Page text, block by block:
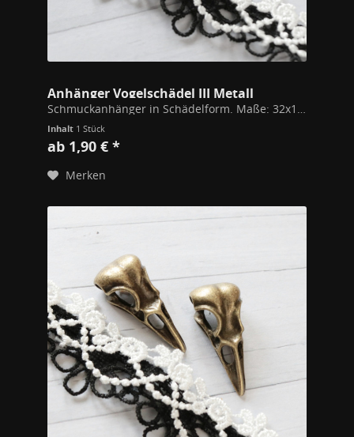
Anhänger Vogelschädel III Metall
Schmuckanhänger in Schädelform. Maße: 32x15mm Durch den Schädel führt ein 4mm Tunnel, durch den man Ketten fädeln kann. Hochwertiges Modeschmuckmaterial (Kupfer/Zink Legierung). Alle unsere Schmuckstücke unterschreiten die gem. der EU...
Inhalt 1 Stück
ab 1,90 € *
Merken